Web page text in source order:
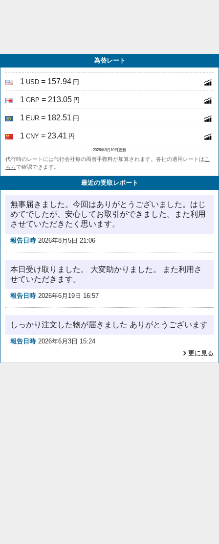
為替レート
1 USD = 157.94 円
1 GBP = 213.05 円
1 EUR = 182.51 円
1 CNY = 23.41 円
2026年8月10日更新
代行時のレートには代行会社毎の両替手数料が加算されます。各社の適用レートはこ
ちらで確認できます。
最近の受取レポート
無事届きました。今回はありがとうございました。はじ
めてでしたが、安心してお取引ができました。また利用
させていただきたく思います。
報告日時 2026年8月5日 21:06
本日受け取りました。 大変助かりました。 また利用さ
せていただきます。
報告日時 2026年6月19日 16:57
しっかり注文した物が届きました ありがとうございます
報告日時 2026年6月3日 15:24
更に見る